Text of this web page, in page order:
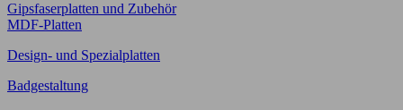
Gipsfaserplatten und Zubehör
MDF-Platten
Design- und Spezialplatten
Badgestaltung